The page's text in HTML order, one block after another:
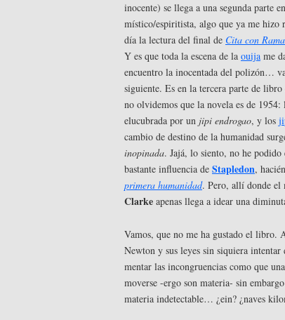
inocente) se llega a una segunda parte
místico/espiritista, algo que ya me hizo
día la lectura del final de Cita con Rama
Y es que toda la escena de la ouija me
encuentro la inocentada del polizón…
siguiente. Es en la tercera parte de libro
no olvidemos que la novela es de 1954:
elucubrada por un jipi endrogao, y los
cambio de destino de la humanidad
inopinada. Jajá, lo siento, no he
bastante influencia de Stapledon,
primera humanidad. Pero, allí donde el
Clarke apenas llega a idear una
Vamos, que no me ha gustado el libro.
Newton y sus leyes sin siquiera
mentar las incongruencias como que
moverse -ergo son materia- sin
materia indetectable… ¿ein? ¿naves